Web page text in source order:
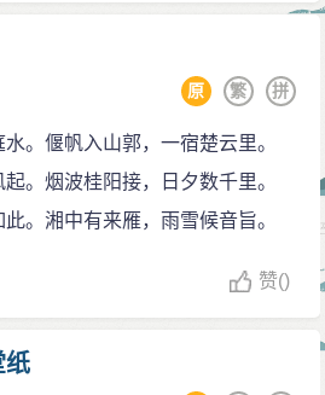
拼
繁
原
。偃帆入山郭，一宿楚云里。
。烟波桂阳接，日夕数千里。
。湘中有来雁，雨雪候音旨。
赞()
纸